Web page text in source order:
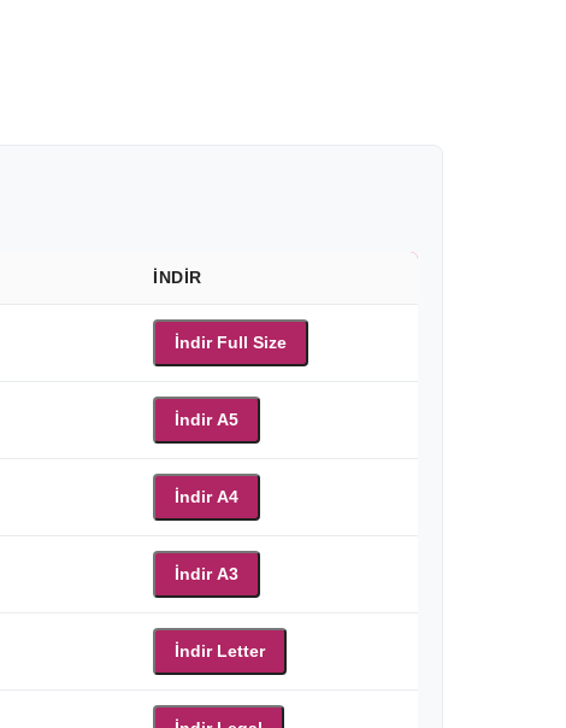
İNDIR
İndir Full Size
İndir A5
İndir A4
İndir A3
İndir Letter